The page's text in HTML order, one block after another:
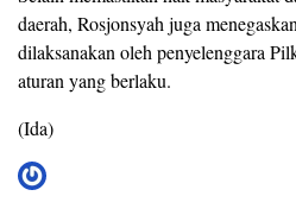
daerah, Rosjonsyah juga
dilaksanakan oleh penyelenggara
aturan yang berlaku.
(Ida)